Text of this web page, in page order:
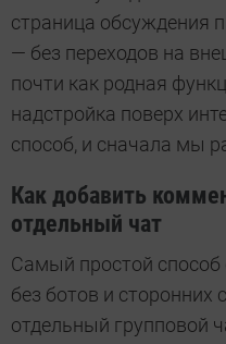
страница обсуждения
— без переходов на
почти как родная
надстройка поверх
способ, и сначала мы
Как добавить
отдельный чат
Самый простой
без ботов и сторонних
отдельный групповой